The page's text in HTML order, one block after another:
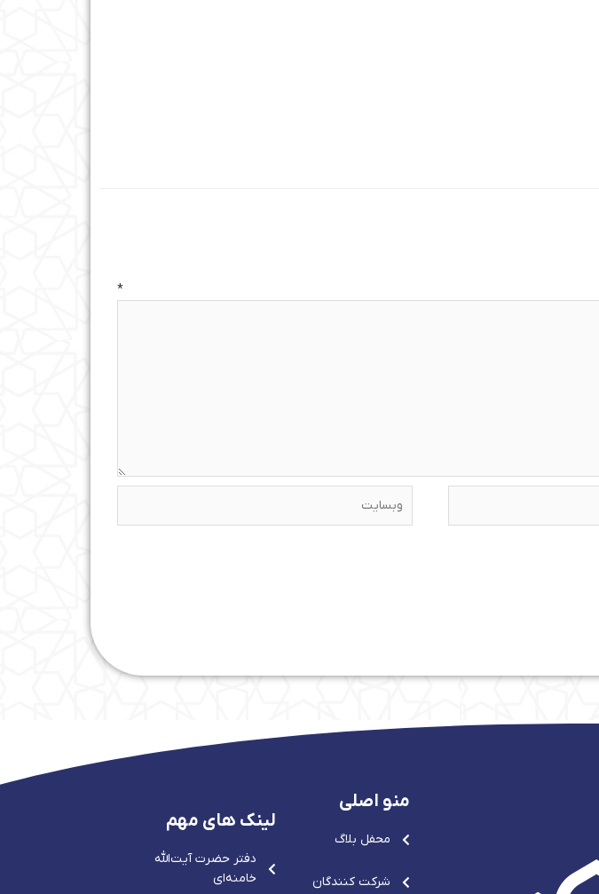
*
منو اصلی
محفل بلاگ
شرکت کنندگان
لینک های مهم
دفتر حضرت آيت‌الله‌
خامنه‌ای